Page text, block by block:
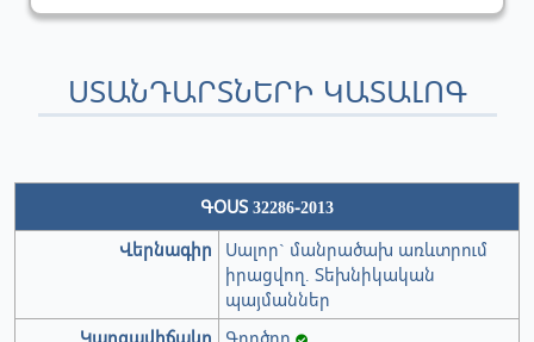
ՍՏԱՆԴԱՐՏՆԵՐԻ ԿԱՏԱԼՈԳ
ԳՕՍՏ 32286-2013
Վերնագիր
Սալոր` մանրածախ առևտրում
իրացվող. Տեխնիկական
պայմաններ